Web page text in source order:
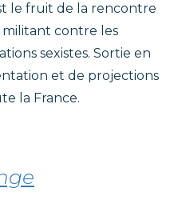
le fruit de la rencontre
militant contre les
sexistes. Sortie en
et de projections
la France.